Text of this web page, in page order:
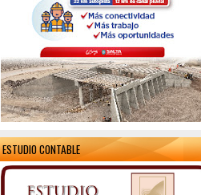
ESTUDIO CONTABLE